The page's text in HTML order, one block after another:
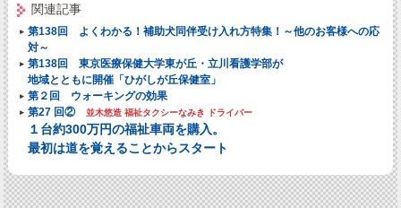
関連記事
第138回 よくわかる！補助犬同伴受け入れ方特集！～他のお客様への応
対～
第138回 東京医療保健大学東が丘・立川看護学部が
地域とともに開催「ひがしが丘保健室」
第２回 ウォーキングの効果
第27 回②
並木悠造 福祉タクシーなみき ドライバー
１台約300万円の福祉車両を購入。
最初は道を覚えることからスタート